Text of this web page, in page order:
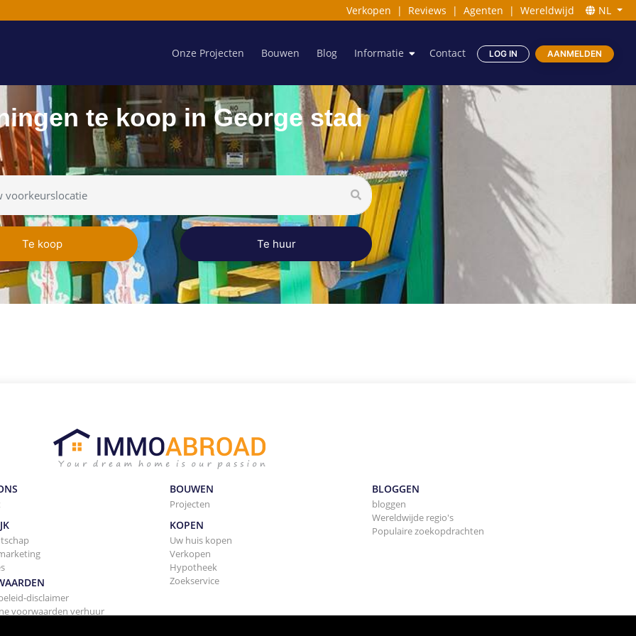
Verkopen | Reviews | Agenten | Wereldwijd NL
Onze Projecten Bouwen Blog Informatie Contact LOG IN AANMELDEN
te koop in George stad
Te koop Te huur
disclaimer
voorwaarden verhuur
BOUWEN
Projecten
KOPEN
Uw huis kopen
Verkopen
Hypotheek
Zoekservice
BLOGGEN
bloggen
Wereldwijde regio's
Populaire zoekopdrachten